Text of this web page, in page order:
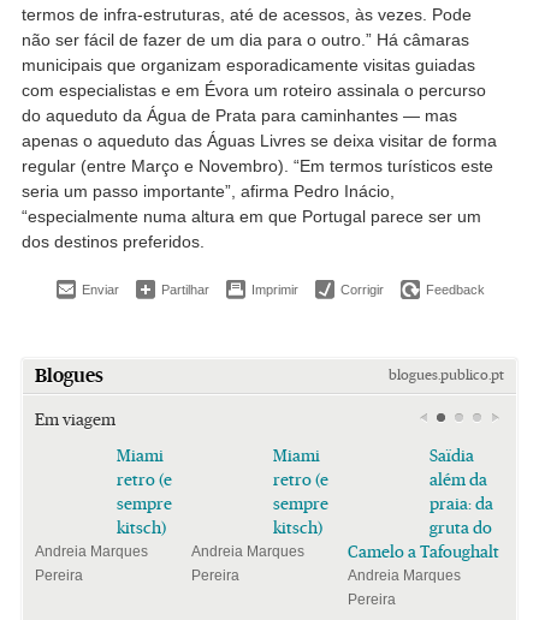
termos de infra-estruturas, até de acessos, às vezes. Pode
não ser fácil de fazer de um dia para o outro.” Há câmaras
municipais que organizam esporadicamente visitas guiadas
com especialistas e em Évora um roteiro assinala o percurso
do aqueduto da Água de Prata para caminhantes — mas
apenas o aqueduto das Águas Livres se deixa visitar de forma
regular (entre Março e Novembro). “Em termos turísticos este
seria um passo importante”, afirma Pedro Inácio,
“especialmente numa altura em que Portugal parece ser um
dos destinos preferidos.
Enviar Partilhar Imprimir Corrigir Feedback
Blogues blogues.publico.pt
Em viagem
Miami
retro (e
sempre
kitsch)
Andreia Marques
Pereira
Miami
retro (e
sempre
kitsch)
Andreia Marques
Pereira
Saïdia
além da
praia: da
gruta do
Camelo a Tafoughalt
Andreia Marques
Pereira